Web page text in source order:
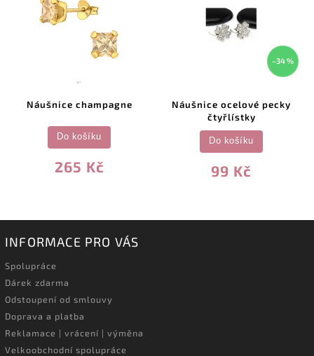
Náušnice champagne
265 Kč
Do košíku
–34 %
Náušnice ocelové pecky
čtyřlístky
99 Kč
Do košíku
INFORMACE PRO VÁS
Spolupráce
Dárek zdarma
Odstoupení od smlouvy
Doprava a platba
Reklamace | vrácení | výměna
Velkoobchodní spolupráce